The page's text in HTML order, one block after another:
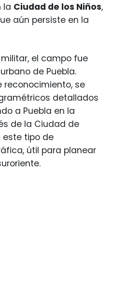
la Ciudad de los Niños,
aún persiste en la
el campo fue
de Puebla.
reconocimiento, se
detallados
a Puebla en la
de la Ciudad de
este tipo de
útil para planear